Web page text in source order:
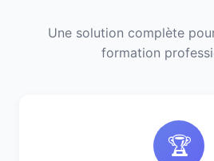
Une solution complète
formation
🏆